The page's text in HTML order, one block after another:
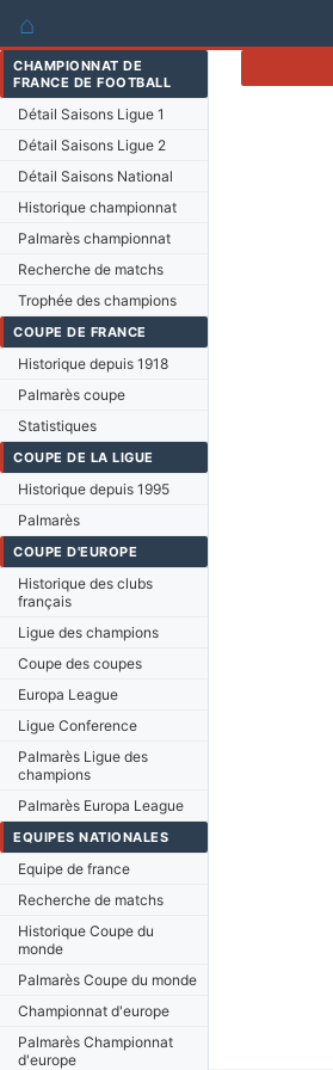
⌂
CHAMPIONNAT DE
FRANCE DE FOOTBALL
Détail Saisons Ligue 1
Détail Saisons Ligue 2
Détail Saisons National
Historique championnat
Palmarès championnat
Recherche de matchs
Trophée des champions
COUPE DE FRANCE
Historique depuis 1918
Palmarès coupe
Statistiques
COUPE DE LA LIGUE
Historique depuis 1995
Palmarès
COUPE D'EUROPE
Historique des clubs
français
Ligue des champions
Coupe des coupes
Europa League
Ligue Conference
Palmarès Ligue des
champions
Palmarès Europa League
EQUIPES NATIONALES
Equipe de france
Recherche de matchs
Historique Coupe du
monde
Palmarès Coupe du monde
Championnat d'europe
Palmarès Championnat
d'europe